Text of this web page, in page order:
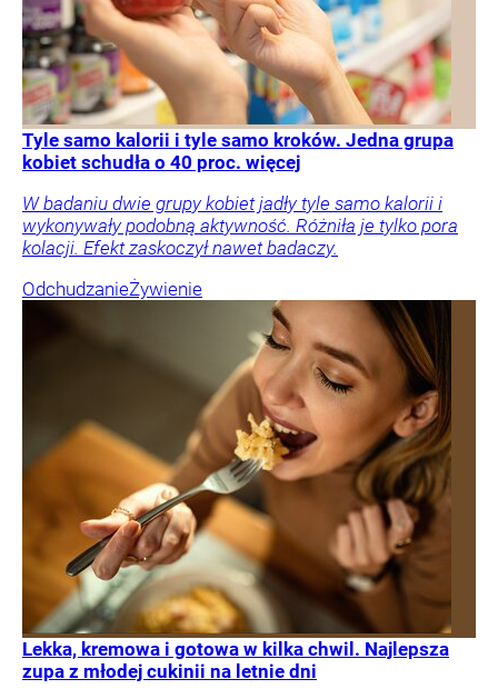
Tyle samo kalorii i tyle samo kroków. Jedna grupa
kobiet schudła o 40 proc. więcej
W badaniu dwie grupy kobiet jadły tyle samo kalorii i
wykonywały podobną aktywność. Różniła je tylko pora
kolacji. Efekt zaskoczył nawet badaczy.
OdchudzanieŻywienie
Lekka, kremowa i gotowa w kilka chwil. Najlepsza
zupa z młodej cukinii na letnie dni